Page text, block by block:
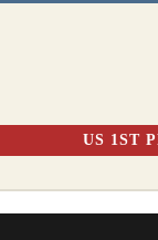
US 1ST